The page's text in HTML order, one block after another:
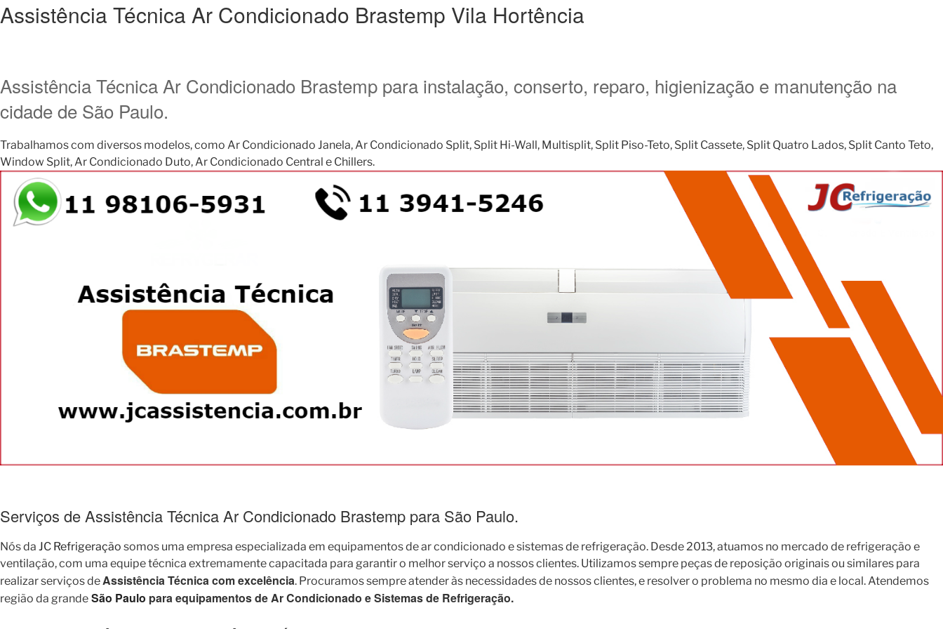
Assistência Técnica Ar Condicionado Brastemp Vila Hortência
Assistência Técnica Ar Condicionado Brastemp para instalação, conserto, reparo, higienização e manutenção na
cidade de São Paulo.
Trabalhamos com diversos modelos, como Ar Condicionado Janela, Ar Condicionado Split, Split Hi-Wall, Multisplit, Split Piso-Teto, Split Cassete, Split Quatro Lados, Split Canto Teto,
Window Split, Ar Condicionado Duto, Ar Condicionado Central e Chillers.
Serviços de Assistência Técnica Ar Condicionado Brastemp para São Paulo.
Nós da JC Refrigeração somos uma empresa especializada em equipamentos de ar condicionado e sistemas de refrigeração. Desde 2013, atuamos no mercado de refrigeração e
ventilação, com uma equipe técnica extremamente capacitada para garantir o melhor serviço a nossos clientes. Utilizamos sempre peças de reposição originais ou similares para
realizar serviços de Assistência Técnica com excelência. Procuramos sempre atender às necessidades de nossos clientes, e resolver o problema no mesmo dia e local. Atendemos
região da grande São Paulo para equipamentos de Ar Condicionado e Sistemas de Refrigeração.